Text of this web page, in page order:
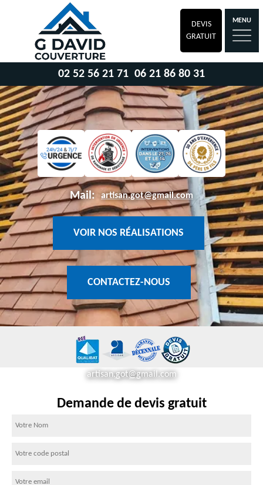
DEVIS
GRATUIT
MENU
02 52 56 21 71 06 21 86 80 31
Mail: artisan.got@gmail.com
VOIR NOS RÉALISATIONS
CONTACTEZ-NOUS
artisan.got@gmail.com
Demande de devis gratuit